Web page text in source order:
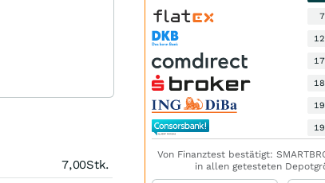
7,00Stk.
Von Finanztest bestätigt:
in allen getesteten